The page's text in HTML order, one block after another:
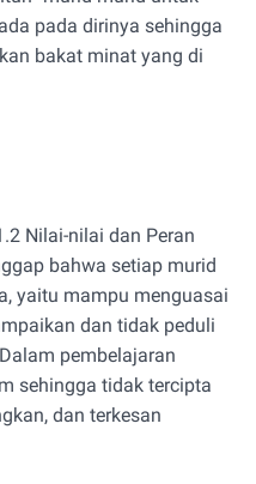
pada dirinya sehingga
bakat minat yang di
Nilai-nilai dan Peran
bahwa setiap murid
yaitu mampu menguasai
dan tidak peduli
pembelajaran
sehingga tidak tercipta
dan terkesan